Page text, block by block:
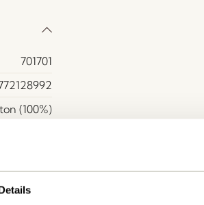
701701
(100%)
Sable
50x50cm